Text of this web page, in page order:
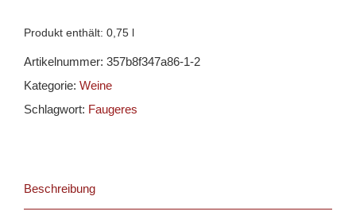
Produkt enthält: 0,75
Artikelnummer: 357b8f347a86-1-2
Kategorie: Weine
Schlagwort: Faugeres
Beschreibung